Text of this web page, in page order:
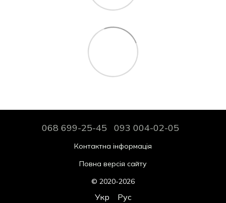
068 699-25-45 093 004-02-05
Контактна інформація
Повна версія сайту
© 2020-2026
Укр Рус